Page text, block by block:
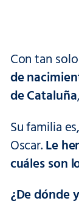
Con tan
de
de Cataluña
Su familia
Oscar.Le
cuáles son
¿De dónde